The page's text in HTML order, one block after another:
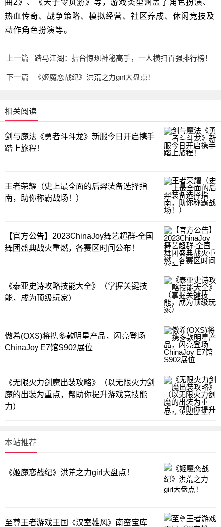
曲2》、《天子令页游》等，游戏类型涵盖了角色扮演、
热血传奇、战争策略、模拟经营、社区养成、休闲竞技及
动作角色扮演等。
上一篇 踏马江湖：擂台惊现神秘高手，一人横扫百强排行榜！
下一篇 《姬魔恋战纪》洪荒之力girl大盘点！
相关阅读
剑与魔法《勇者斗斗龙》新服今日开启携手
踏上旅程！
王者荣耀（史上最全面的后羿装备选择指
南，助你称霸战场！）
【官方公告】2023ChinaJoy舞艺超群-全国
舞团盛典战火重燃，各赛区时间公布！
《泰亚史诗攻略技能大全》（掌握关键技
能，成为顶级玩家）
傲希(OXS)将携多款明星产品，闪亮登场
ChinaJoy E7馆S902展位
《无限火力剑魔出装攻略》（以无限火力剑
魔的出装为重点，帮助你提升游戏竞技能
力）
本站推荐
《姬魔恋战纪》洪荒之力girl大盘点！
至尊王者游戏王国《汉室雄风》南蛮宝库